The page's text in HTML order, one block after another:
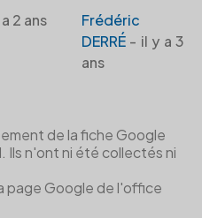
2 ans
Frédéric
DERRÉ - il y a 3
ans
de la fiche Google
Ils n'ont ni été collectés ni
page Google de l'office